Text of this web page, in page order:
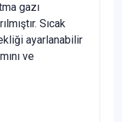
gazı
Sıcak
ayarlanabilir
ve